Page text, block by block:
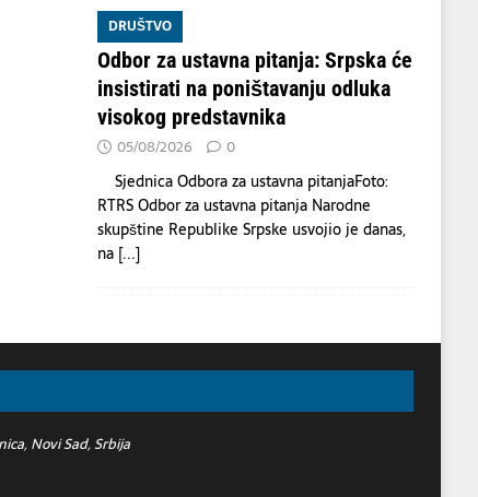
DRUŠTVO
Odbor za ustavna pitanja: Srpska će
insistirati na poništavanju odluka
visokog predstavnika
05/08/2026 0
Sjednica Odbora za ustavna pitanjaFoto:
RTRS Odbor za ustavna pitanja Narodne
skupštine Republike Srpske usvojio je danas,
na [...]
Novi Sad, Srbija